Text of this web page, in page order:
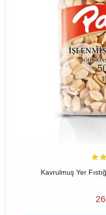
Kavrulmuş Yer